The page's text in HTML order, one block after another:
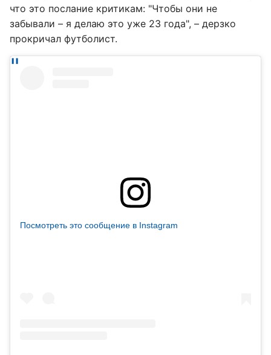
что это послание критикам: "Чтобы они не
забывали – я делаю это уже 23 года", – дерзко
прокричал футболист.
Посмотреть это сообщение в Instagram